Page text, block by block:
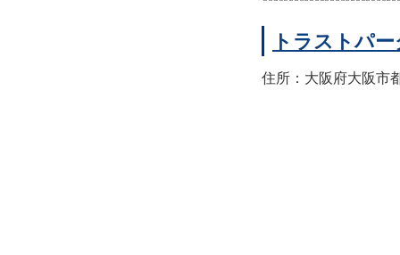
トラストパ
住所：大阪府大阪市